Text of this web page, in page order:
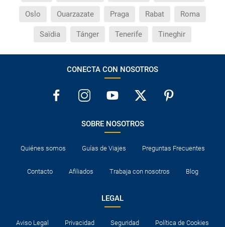
Oslo Ouarzazate Praga Rabat Roma
Saïdia Tánger Tenerife Tineghir
CONECTA CON NOSOTROS
SOBRE NOSOTROS
Quiénes somos Guías de Viajes Preguntas Frecuentes
Contacto Afiliados Trabaja con nosotros Blog
LEGAL
Aviso Legal Privacidad Seguridad Política de Cookies